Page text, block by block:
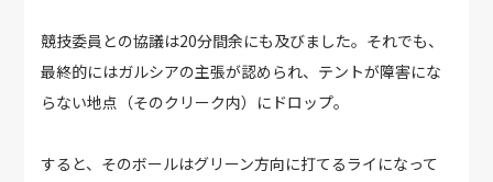
競技委員との協議は20分間余にも及びました。それでも、
最終的にはガルシアの主張が認められ、テントが障害にな
らない地点（そのクリーク内）にドロップ。
すると、そのボールはグリーン方向に打てるライになって